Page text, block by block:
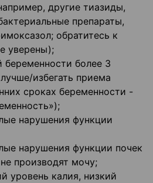
другие тиазиды,
препараты,
обратитесь к
уверены);
беременности более 3
избегать приема
сроках беременности -
нарушения функции
нарушения функции почек
производят мочу;
уровень калия, низкий